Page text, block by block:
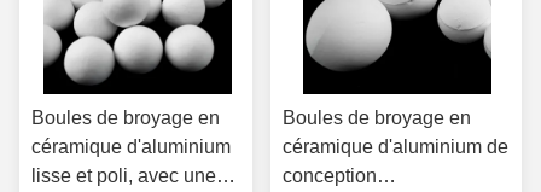
Boules de broyage en
céramique d'aluminium
lisse et poli, avec une
Boules de broyage en
céramique d'aluminium de
conception